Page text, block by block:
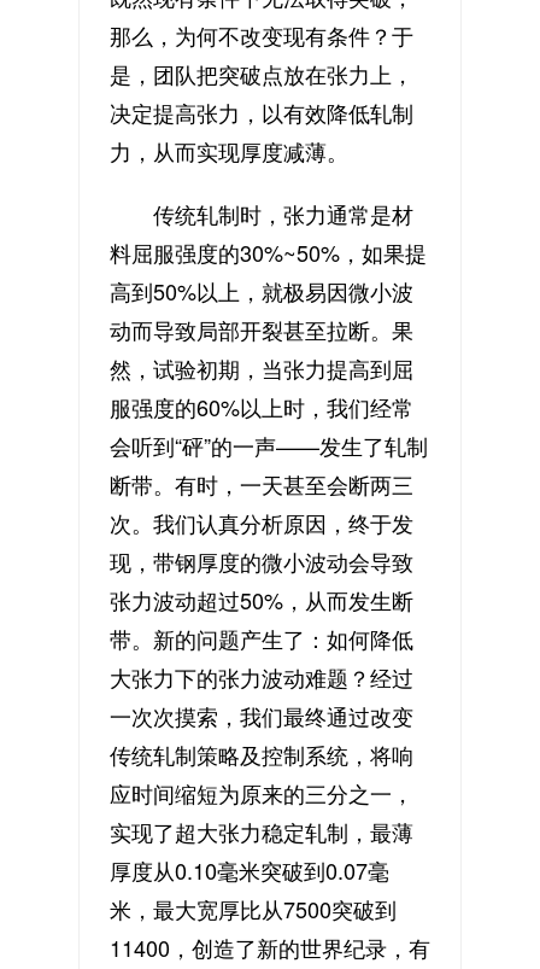
那么，为何不改变现有条件？于
是，团队把突破点放在张力上，
决定提高张力，以有效降低轧制
力，从而实现厚度减薄。
传统轧制时，张力通常是材
料屈服强度的30%~50%，如果提
高到50%以上，就极易因微小波
动而导致局部开裂甚至拉断。果
然，试验初期，当张力提高到屈
服强度的60%以上时，我们经常
会听到“砰”的一声——发生了轧制
断带。有时，一天甚至会断两三
次。我们认真分析原因，终于发
现，带钢厚度的微小波动会导致
张力波动超过50%，从而发生断
带。新的问题产生了：如何降低
大张力下的张力波动难题？经过
一次次摸索，我们最终通过改变
传统轧制策略及控制系统，将响
应时间缩短为原来的三分之一，
实现了超大张力稳定轧制，最薄
厚度从0.10毫米突破到0.07毫
米，最大宽厚比从7500突破到
11400，创造了新的世界纪录，有